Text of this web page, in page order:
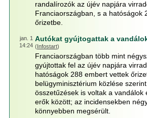
randalírozók az újév napjára
Franciaországban, s a hatóságok
őrizetbe.
jan. 1
14:24
Autókat gyújtogattak a
(Infostart)
Franciaországban több mint
gyújtottak fel az újév napjára
hatóságok 288 embert vettek
belügyminisztérium közlése
összetűzések is voltak a vandálok
erők között; az incidensekben
könnyebben megsérült.